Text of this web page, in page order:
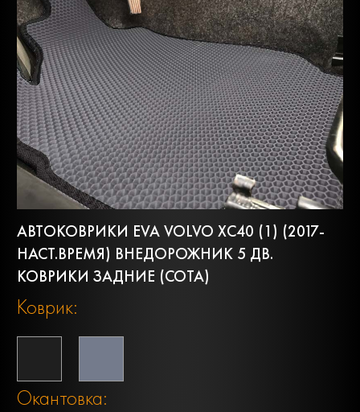
АВТОКОВРИКИ EVA VOLVO XC40 (1) (2017-
НАСТ.ВРЕМЯ) ВНЕДОРОЖНИК 5 ДВ.
КОВРИКИ ЗАДНИЕ (СОТА)
Коврик:
Окантовка: